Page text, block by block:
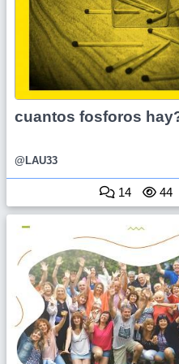
cuantos fosforos
@LAU33
14 44